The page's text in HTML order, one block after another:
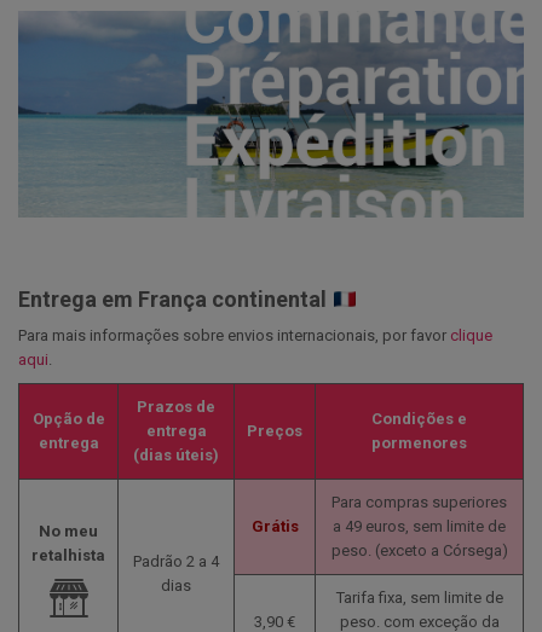
Entrega em França continental
Para mais informações sobre envios internacionais, por favor clique
aqui
Opção de
entrega
Prazos de
entrega
(dias úteis)
Preços
Condições e
pormenores
No meu
retalhista
Padrão 2 a 4
dias
Grátis
Para compras superiores
a 49 euros, sem limite de
peso. (exceto a Córsega)
3,90 €
Tarifa fixa, sem limite de
peso. com exceção da